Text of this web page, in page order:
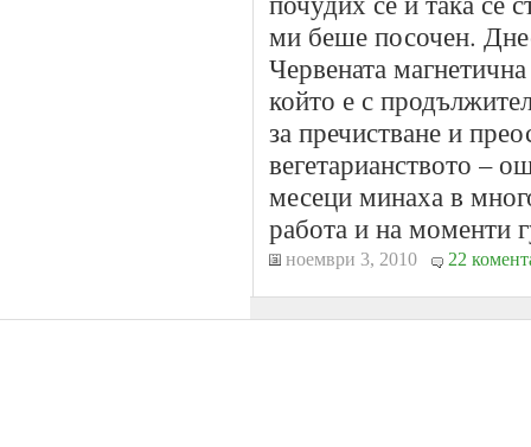
ми беше посочен.
Червената
който е с
за пречистване и
вегетарианството –
месеци минаха в
работа и на моменти
ноември 3, 2010 22